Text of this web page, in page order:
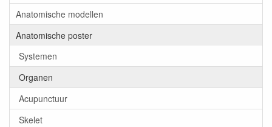
Anatomische modellen
Anatomische poster
Systemen
Organen
Acupunctuur
Skelet